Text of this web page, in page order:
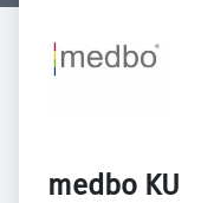
medbo KU